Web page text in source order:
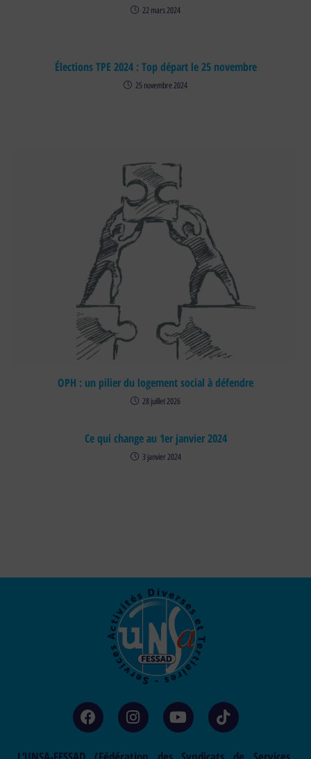
22 mars 2024
Élections TPE 2024 : Top départ le 25 novembre
25 novembre 2024
OPH : un pilier du logement social à défendre
28 juillet 2026
Ce qui change au 1er janvier 2024
3 janvier 2024